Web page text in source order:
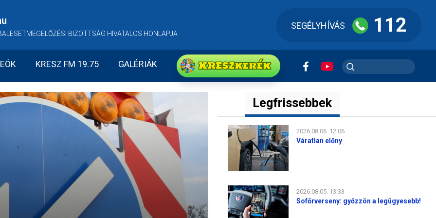
BIZOTTSÁG HIVATALOS HONLAPJA
SEGÉLYHÍVÁS 112
KRESZ FM 19.75 GALÉRIÁK KRESZkerék
Legfrissebbek
2026.08.06. 12:06
Váratlan előny
2026.08.05. 13:33
Sofőrverseny: győzzön a legügyesebb!